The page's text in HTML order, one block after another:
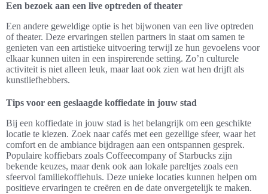
Een bezoek aan een live optreden of theater
Een andere geweldige optie is het bijwonen van een live optreden
of theater. Deze ervaringen stellen partners in staat om samen te
genieten van een artistieke uitvoering terwijl ze hun gevoelens voor
elkaar kunnen uiten in een inspirerende setting. Zo’n culturele
activiteit is niet alleen leuk, maar laat ook zien wat hen drijft als
kunstliefhebbers.
Tips voor een geslaagde koffiedate in jouw stad
Bij een koffiedate in jouw stad is het belangrijk om een geschikte
locatie te kiezen. Zoek naar cafés met een gezellige sfeer, waar het
comfort en de ambiance bijdragen aan een ontspannen gesprek.
Populaire koffiebars zoals Coffeecompany of Starbucks zijn
bekende keuzes, maar denk ook aan lokale pareltjes zoals een
sfeervol familiekoffiehuis. Deze unieke locaties kunnen helpen om
positieve ervaringen te creëren en de date onvergetelijk te maken.